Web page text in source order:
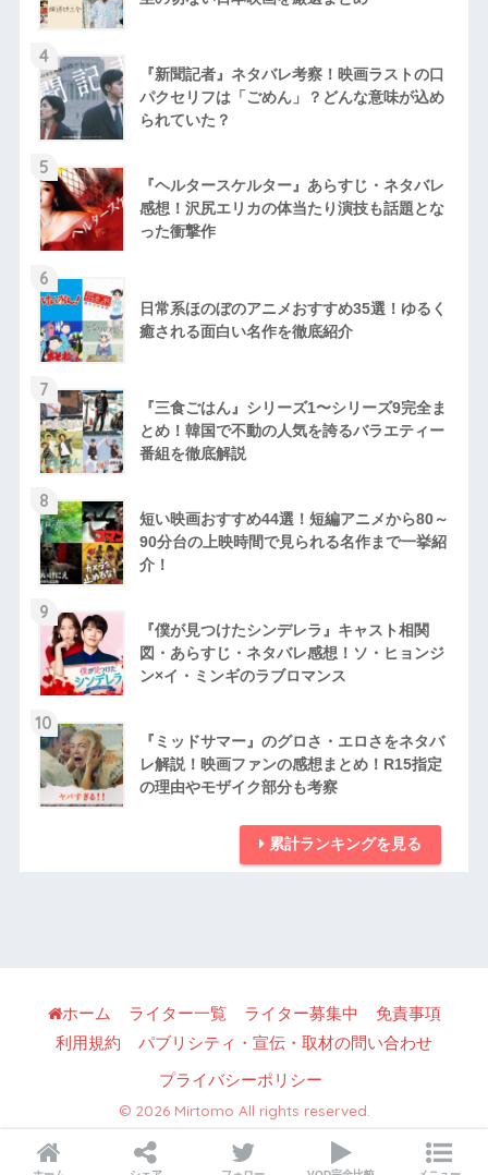
4
『新聞記者』ネタバレ考察！映画ラストの口
パクセリフは「ごめん」？どんな意味が込め
られていた？
5
『ヘルタースケルター』あらすじ・ネタバレ
感想！沢尻エリカの体当たり演技も話題とな
った衝撃作
6
日常系ほのぼのアニメおすすめ35選！ゆるく
癒される面白い名作を徹底紹介
7
『三食ごはん』シリーズ1〜シリーズ9完全ま
とめ！韓国で不動の人気を誇るバラエティー
番組を徹底解説
8
短い映画おすすめ44選！短編アニメから80～
90分台の上映時間で見られる名作まで一挙紹
介！
9
『僕が見つけたシンデレラ』キャスト相関
図・あらすじ・ネタバレ感想！ソ・ヒョンジ
ン×イ・ミンギのラブロマンス
10
『ミッドサマー』のグロさ・エロさをネタバ
レ解説！映画ファンの感想まとめ！R15指定
の理由やモザイク部分も考察
累計ランキングを見る
ホーム ライター一覧 ライター募集中
免責事項
利用規約
パブリシティ・宣伝・取材の問い合わせ
プライバシーポリシー
© 2026 Mirtomo All rights reserved.